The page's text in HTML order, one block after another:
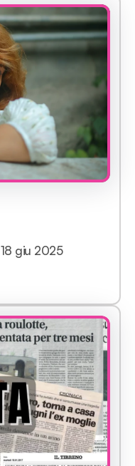
18 giu 2025